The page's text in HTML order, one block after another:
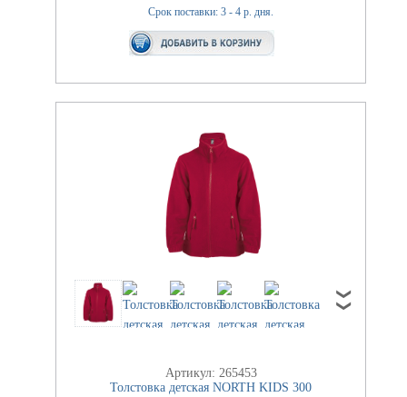
Срок поставки: 3 - 4 р. дня.
Артикул: 265453
Толстовка детская NORTH KIDS 300